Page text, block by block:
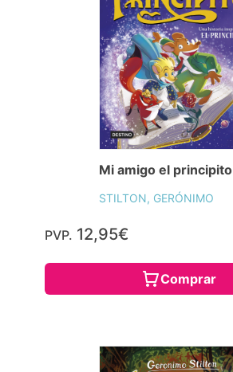
Mi amigo el principito
STILTON, GERÓNIMO
12,95€
Comprar